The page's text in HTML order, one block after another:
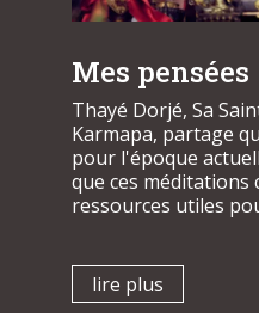
Mes pensées
Thayé Dorjé, Sa
Karmapa, partage
pour l'époque
que ces
ressources utiles
lire plus